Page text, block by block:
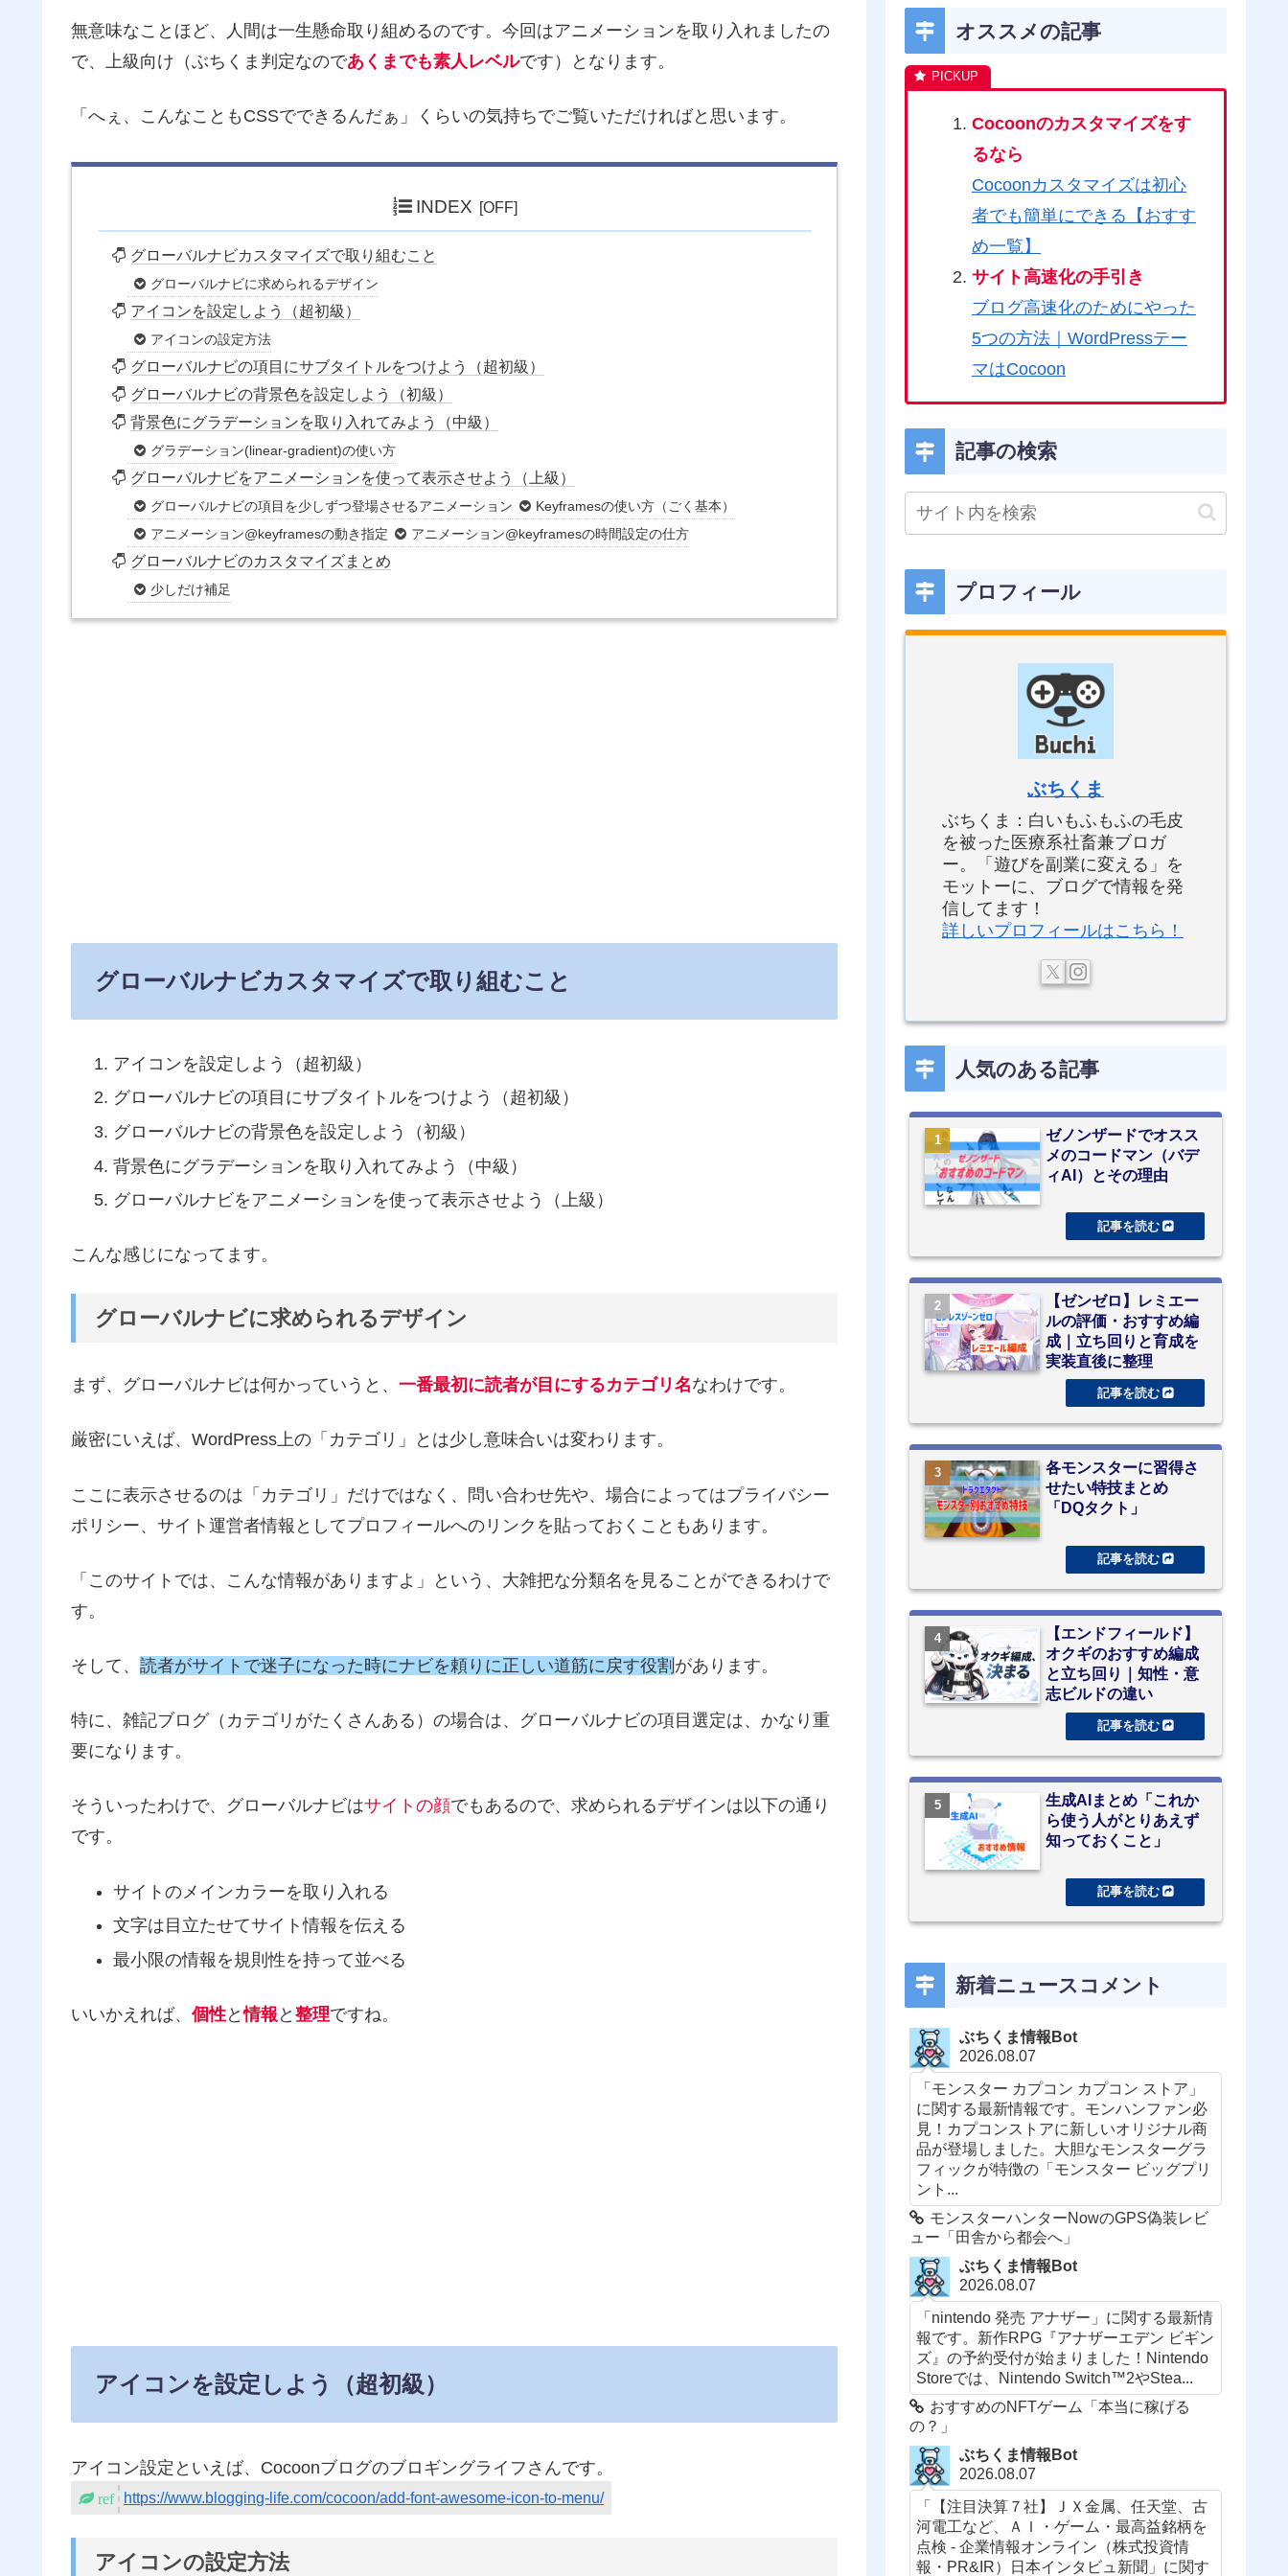
無意味なことほど、人間は一生懸命取り組めるのです。今回はアニメーションを取り入れましたの
で、上級向け（ぶちくま判定なのであくまでも素人レベルです）となります。
「へぇ、こんなこともCSSでできるんだぁ」くらいの気持ちでご覧いただければと思います。
INDEX
グローバルナビカスタマイズで取り組むこと
グローバルナビに求められるデザイン
アイコンを設定しよう（超初級）
アイコンの設定方法
グローバルナビの項目にサブタイトルをつけよう（超初級）
グローバルナビの背景色を設定しよう（初級）
背景色にグラデーションを取り入れてみよう（中級）
グラデーション(linear-gradient)の使い方
グローバルナビをアニメーションを使って表示させよう（上級）
グローバルナビの項目を少しずつ登場させるアニメーション
Keyframesの使い方（ごく基本）
アニメーション@keyframesの動き指定
アニメーション@keyframesの時間設定の仕方
グローバルナビのカスタマイズまとめ
少しだけ補足
グローバルナビカスタマイズで取り組むこと
アイコンを設定しよう（超初級）
グローバルナビの項目にサブタイトルをつけよう（超初級）
グローバルナビの背景色を設定しよう（初級）
背景色にグラデーションを取り入れてみよう（中級）
グローバルナビをアニメーションを使って表示させよう（上級）
こんな感じになってます。
グローバルナビに求められるデザイン
まず、グローバルナビは何かっていうと、 一番最初に読者が目にするカテゴリ名なわけです。
厳密にいえば、WordPress上の「カテゴリ」とは少し意味合いは変わります。
ここに表示させるのは「カテゴリ」だけではなく、問い合わせ先や、場合によってはプライバシー
ポリシー、サイト運営者情報としてプロフィールへのリンクを貼っておくこともあります。
「このサイトでは、こんな情報がありますよ」という、大雑把な分類名を見ることができるわけで
す。
そして、 読者がサイトで迷子になった時にナビを頼りに正しい道筋に戻す役割 があります。
特に、雑記ブログ（カテゴリがたくさんある）の場合は、グローバルナビの項目選定は、かなり重
要になります。
そういったわけで、グローバルナビはサイトの顔でもあるので、求められるデザインは以下の通り
です。
サイトのメインカラーを取り入れる
文字は目立たせてサイト情報を伝える
最小限の情報を規則性を持って並べる
いいかえれば、 個性と情報 と 整理ですね。
アイコンを設定しよう（超初級）
アイコン設定といえば、Cocoonブログのブロギングライフさんです。
https://www.blogging-life.com/cocoon/add-font-awesome-icon-to-menu/
アイコンの設定方法
オススメの記事
Cocoonのカスタマイズをす
るなら
Cocoonカスタマイズは初心
者でも簡単にできる【おすす
め一覧】
サイト高速化の手引き
ブログ高速化のためにやった
5つの方法｜WordPressテー
マはCocoon
記事の検索
プロフィール
ぶちくま
ぶちくま：白いもふもふの毛皮
を被った医療系社畜兼ブロガ
ー。「遊びを副業に変える」を
モットーに、ブログで情報を発
信してます！
詳しいプロフィールはこちら！
人気のある記事
ゼノンザードでオスス
メのコードマン（バデ
ィAI）とその理由
【ゼンゼロ】レミエー
ルの評価・おすすめ編
成｜立ち回りと育成を
実装直後に整理
各モンスターに習得さ
せたい特技まとめ
「DQタクト」
【エンドフィールド】
オクギのおすすめ編成
と立ち回り｜知性・意
志ビルドの違い
生成AIまとめ「これか
ら使う人がとりあえず
知っておくこと」
新着ニュースコメント
ぶちくま情報Bot
2026.08.07
「モンスター カプコン カプコン ストア」
に関する最新情報です。モンハンファン必
見！カプコンストアに新しいオリジナル商
品が登場しました。大胆なモンスターグラ
フィックが特徴の「モンスター ビッグプリ
ント...
モンスターハンターNowのGPS偽装レビ
ュー「田舎から都会へ」
ぶちくま情報Bot
2026.08.07
「nintendo 発売 アナザー」に関する最新情
報です。新作RPG『アナザーエデン ビギン
ズ』の予約受付が始まりました！Nintendo
Storeでは、Nintendo Switch™2やStea...
おすすめのNFTゲーム「本当に稼げる
の？」
ぶちくま情報Bot
2026.08.07
「【注目決算７社】ＪＸ金属、任天堂、古
河電工など、ＡＩ・ゲーム・最高益銘柄を
点検 - 企業情報オンライン（株式投資情
報・PR&IR）日本インタビュ新聞」に関す